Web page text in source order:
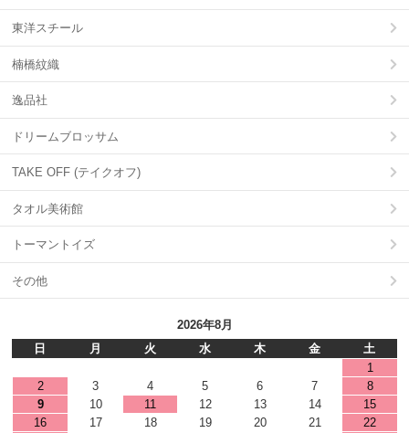
東洋スチール
楠橋紋織
逸品社
ドリームブロッサム
TAKE OFF (テイクオフ)
タオル美術館
トーマントイズ
その他
2026年8月
日
月 火 水 木 金
土
1
2
3 4 5 6 7
8
9
10 11 12 13 14
15
16
17 18 19 20 21 22